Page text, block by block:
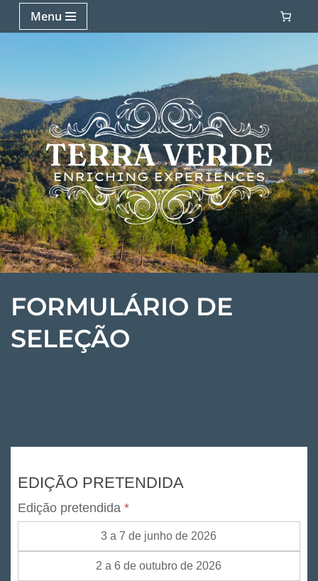
Menu
FORMULÁRIO DE
SELEÇÃO
Espondilite
EDIÇÃO PRETENDIDA
Edição pretendida *
3 a 7 de junho de 2026
2 a 6 de outubro de 2026